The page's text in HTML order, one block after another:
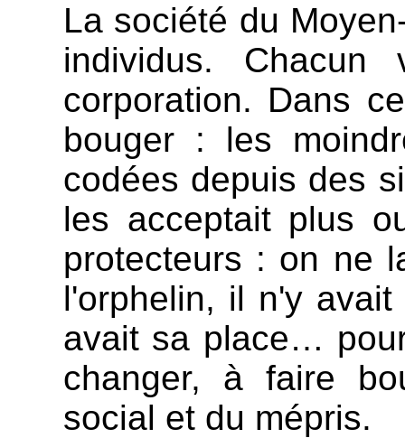
La société du
individus.
corporation. Dans
bouger : les
codées depuis des
les acceptait plus
protecteurs : on ne
l'orphelin, il n'y
avait sa place…
changer, à faire
social et du mépris.